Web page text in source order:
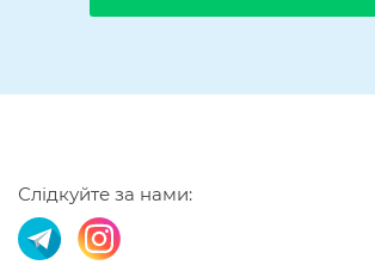
Слідкуйте за нами: